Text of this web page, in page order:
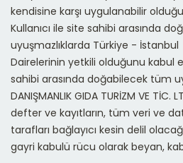
kendisine karşı uygulanabilir
Kullanıcı ile site sahibi arasında
uyuşmazlıklarda Türkiye -
Dairelerinin yetkili olduğunu kabul
sahibi arasında doğabilecek tüm
DANIŞMANLIK GIDA TURİZM VE
defter ve kayıtların, tüm veri ve
tarafları bağlayıcı kesin delil
gayri kabulü rücu olarak beyan,